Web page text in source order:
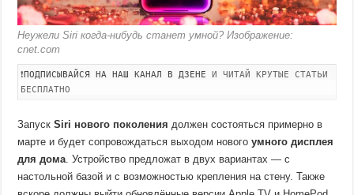
Неужели Siri когда-нибудь станет умной? Изображение:
cnet.com
❗ПОДПИСЫВАЙСЯ НА НАШ КАНАЛ В ДЗЕНЕ И ЧИТАЙ КРУТЫЕ СТАТЬИ
БЕСПЛАТНО
ЗапускSiri нового поколения должен состояться примерно в
марте и будет сопровождаться выходом новогоумного дисплея
для дома . Устройство предложат в двух вариантах — с
настольной базой и с возможностью крепления на стену. Также